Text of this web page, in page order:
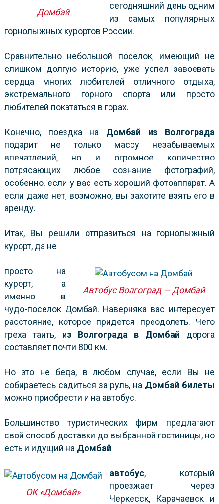
Домбай
сегодняшний день одним
из самых популярных
горнолыжных курортов России.
Сравнительно небольшой поселок, имеющий не
слишком долгую историю, уже успел завоевать
сердца многих любителей отличного отдыха,
экстремального горного спорта или просто
любителей покататься в горах.
Конечно, поездка на Домбай из Волгограда
подарит не только массу незабываемых
впечатлений, но и огромное количество
потрясающих любое сознание фотографий,
особенно, если у вас есть хороший фотоаппарат. А
если даже нет, возможно, вы захотите взять его в
аренду.
Итак, Вы решили отправиться на горнолыжный
курорт, да не
Автобус Волгоград — Домбай
просто на
курорт, а
именно в
чудо-поселок Домбай. Наверняка вас интересует
расстояние, которое придется преодолеть. Чего
греха таить, из Волгограда в Домбай дорога
составляет почти 800 км.
Но это не беда, в любом случае, если Вы не
собираетесь садиться за руль, на Домбай билеты
можно приобрести и на автобус.
Большинство туристических фирм предлагают
свой способ доставки до выбранной гостиницы, но
есть и идущий на Домбай
ОК «Домбай»
автобус, который
проезжает через
Черкесск, Карачаевск и